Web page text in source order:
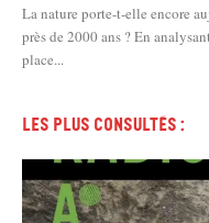
La nature porte-t-elle encore
près de 2000 ans ? En
place...
Les plus consultés :